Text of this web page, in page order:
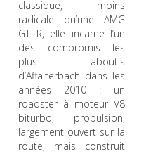
classique, moins
radicale qu’une AMG
GT R, elle incarne l’un
des compromis les
plus aboutis
d’Affalterbach dans les
années 2010 : un
roadster à moteur V8
biturbo, propulsion,
largement ouvert sur la
route, mais construit